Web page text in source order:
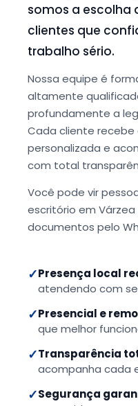
somos a escolha
clientes que
trabalho sério.
Nossa equipe é
altamente
profundamente a
Cada cliente
personalizada e
com total
Você pode vir
escritório em
documentos pelo
✓Presença local
atendendo com
✓Presencial e
que melhor
✓Transparência
acompanha cada
✓Segurança